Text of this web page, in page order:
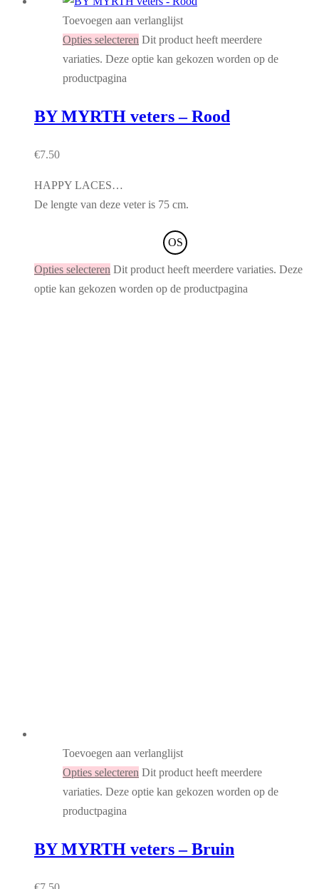
Toevoegen aan verlanglijst
Opties selecteren Dit product heeft meerdere
variaties. Deze optie kan gekozen worden op de
productpagina
BY MYRTH veters – Rood
€7.50
HAPPY LACES…
De lengte van deze veter is 75 cm.
OS
Opties selecteren Dit product heeft meerdere variaties. Deze
optie kan gekozen worden op de productpagina
Toevoegen aan verlanglijst
Opties selecteren Dit product heeft meerdere
variaties. Deze optie kan gekozen worden op de
productpagina
BY MYRTH veters – Bruin